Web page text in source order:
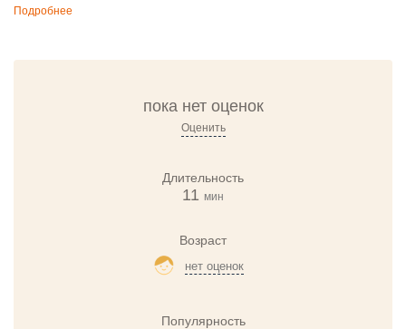
Подробнее
пока нет оценок
Оценить
Длительность
11 мин
Возраст
нет оценок
Популярность